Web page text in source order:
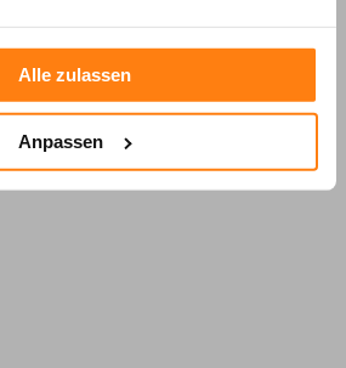
Alle zulassen
Anpassen